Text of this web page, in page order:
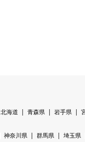
北海道 青森県 岩手県
神奈川県 群馬県 埼玉県